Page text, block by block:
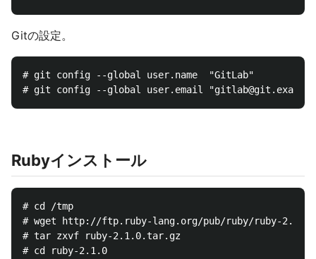
Gitの設定。
# git config --global user.name  "GitLab"
Rubyインストール
# cd /tmp
# wget http://ftp.ruby-lang.org/pub/ruby/ruby-
# tar zxvf ruby-2.1.0.tar.gz
# cd ruby-2.1.0